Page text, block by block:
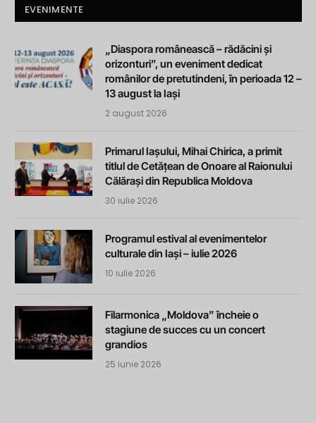
EVENIMENTE
„Diaspora românească – rădăcini și
orizonturi”, un eveniment dedicat
românilor de pretutindeni, în perioada 12 –
13 august la Iași
2 august 2026
Primarul Iașului, Mihai Chirica, a primit
titlul de Cetățean de Onoare al Raionului
Călărași din Republica Moldova
30 iulie 2026
Programul estival al evenimentelor
culturale din Iași – iulie 2026
10 iulie 2026
Filarmonica „Moldova” încheie o
stagiune de succes cu un concert
grandios
25 iunie 2026